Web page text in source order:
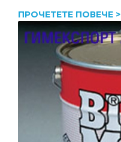
ПРОЧЕТЕТЕ ПОВЕЧЕ >